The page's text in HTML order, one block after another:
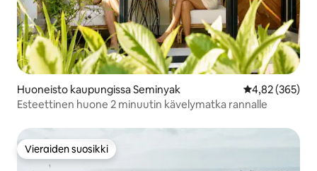
Huoneisto kaupungissa Seminyak
4,82 (365)
Esteettinen huone 2 minuutin kävelymatka rannalle
Vieraiden suosikki
Vieraiden suosikki